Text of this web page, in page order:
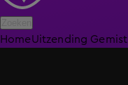
HomeUitzending Gemist